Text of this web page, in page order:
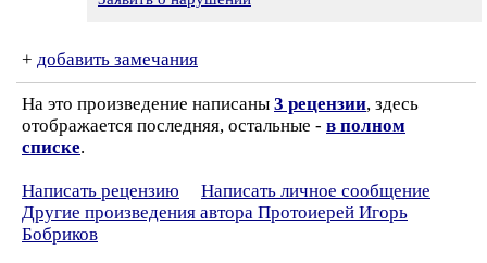
+ добавить замечания
На это произведение написаны 3 рецензии, здесь
отображается последняя, остальные - в полном
списке.
Написать рецензию
Написать личное сообщение
Другие произведения автора Протоиерей Игорь
Бобриков